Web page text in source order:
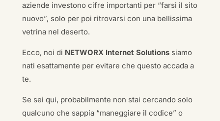
aziende investono cifre importanti per “farsi il sito
nuovo”, solo per poi ritrovarsi con una bellissima
vetrina nel deserto.
Ecco, noi di NETWORX Internet Solutionssiamo
nati esattamente per evitare che questo accada a
te.
Se sei qui, probabilmente non stai cercando solo
qualcuno che sappia “maneggiare il codice” o